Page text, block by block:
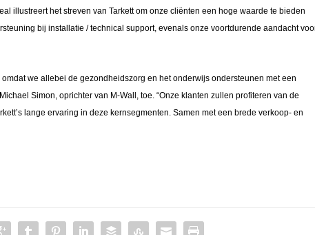
illustreert het streven van Tarkett om onze cliënten een hoge waarde te bieden
bij installatie / technical support, evenals onze voortdurende aandacht
we allebei de gezondheidszorg en het onderwijs ondersteunen met een
Simon, oprichter van M-Wall, toe. “Onze klanten zullen profiteren van de
lange ervaring in deze kernsegmenten. Samen met een brede verkoop- en